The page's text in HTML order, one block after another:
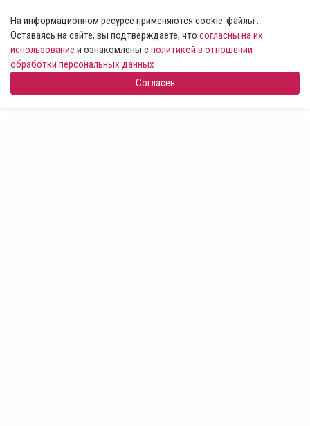
На информационном ресурсе применяются cookie-файлы .
Оставаясь на сайте, вы подтверждаете, что согласны на их
использование и ознакомлены сполитикой в отношении
обработки персональных данных
Согласен